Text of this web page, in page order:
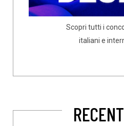
Scopri tutti i
italiani e